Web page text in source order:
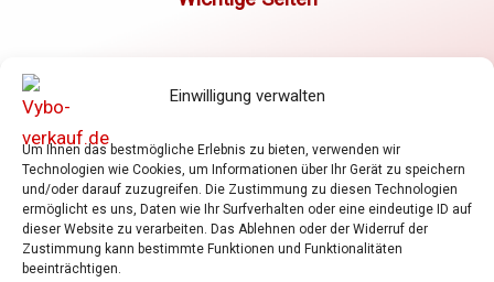
Einwilligung verwalten
Um Ihnen das bestmögliche Erlebnis zu bieten, verwenden wir
Technologien wie Cookies, um Informationen über Ihr Gerät zu speichern
und/oder darauf zuzugreifen. Die Zustimmung zu diesen Technologien
ermöglicht es uns, Daten wie Ihr Surfverhalten oder eine eindeutige ID auf
dieser Website zu verarbeiten. Das Ablehnen oder der Widerruf der
Zustimmung kann bestimmte Funktionen und Funktionalitäten
beeinträchtigen.
Frequenzumrichter
Shop
Warenkorb
Allgemeine Geschäftsbedingungen
Datenschutzrichtlinie